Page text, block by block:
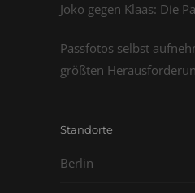
Joko gegen Klaas: Die
Passfotos selbst
größten
Standorte
Berlin